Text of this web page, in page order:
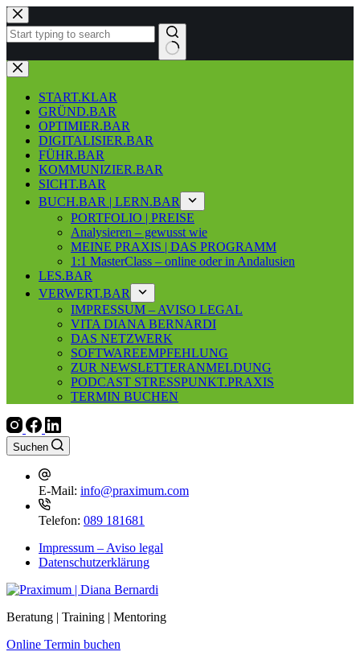
Zum
Inhalt
springen
Keine
Ergebnisse
START.KLAR
GRÜND.BAR
OPTIMIER.BAR
DIGITALISIER.BAR
FÜHR.BAR
KOMMUNIZIER.BAR
SICHT.BAR
BUCH.BAR | LERN.BAR
PORTFOLIO | PREISE
Analysieren – gewusst wie
MEINE PRAXIS | DAS PROGRAMM
1:1 MasterClass – online oder in Andalusien
LES.BAR
VERWERT.BAR
IMPRESSUM – AVISO LEGAL
VITA DIANA BERNARDI
DAS NETZWERK
SOFTWAREEMPFEHLUNG
ZUR NEWSLETTERANMELDUNG
PODCAST STRESSPUNKT.PRAXIS
TERMIN BUCHEN
Suchen
E-Mail: info@praximum.com
Telefon: 089 181681
Impressum – Aviso legal
Datenschutzerklärung
Beratung | Training | Mentoring
Online Termin buchen